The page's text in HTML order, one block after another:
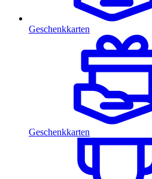
Geschenkkarten
Geschenkkarten